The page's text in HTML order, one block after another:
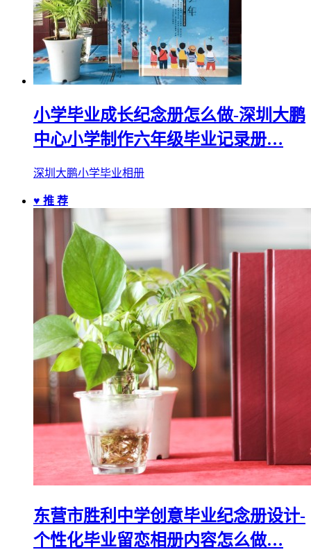
小学毕业成长纪念册怎么做-深圳大鹏
中心小学制作六年级毕业记录册…
深圳大鹏小学毕业相册
♥ 推 荐
东营市胜利中学创意毕业纪念册设计-
个性化毕业留恋相册内容怎么做…